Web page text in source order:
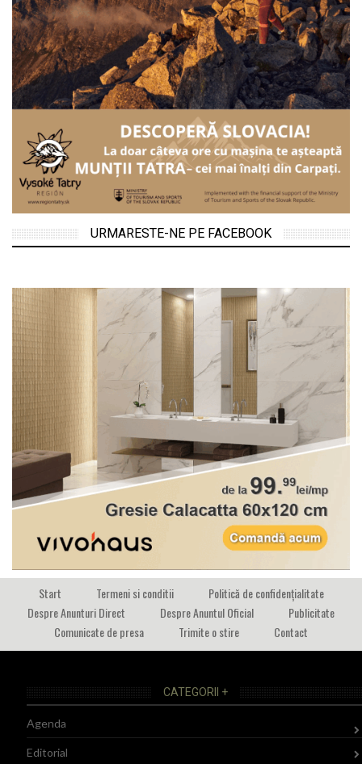
URMARESTE-NE PE FACEBOOK
Start Termeni si conditii
Politică de confidențialitate
Despre Anunturi Direct
Despre Anuntul Oficial
Publicitate
Comunicate de presa
Trimite o stire Contact
CATEGORII +
Agenda
Editorial